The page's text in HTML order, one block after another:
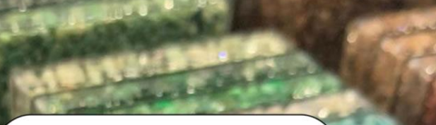
✓Treppensanierung als auch ✓Fußbodenbeschichtung in Günzburg. Wir